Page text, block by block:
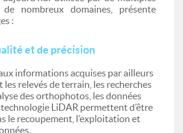
nombreux domaines, présente
:
et de précision
informations acquises par ailleurs
relevés de terrain, les recherches
des orthophotos, les données
LiDAR permettent d’être
le recoupement, l’exploitation et